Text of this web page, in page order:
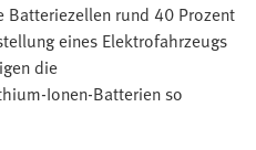
Batteriezellen rund 40 Prozent
eines Elektrofahrzeugs
die
Ionen-Batterien so